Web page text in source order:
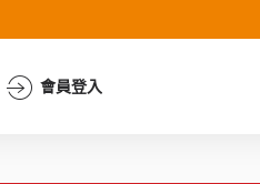
會員登入